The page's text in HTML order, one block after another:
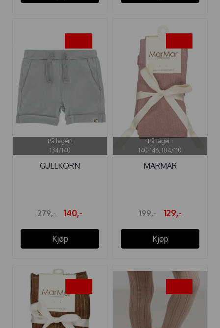
På lager i
134/140
GULLKORN
279,- 140,-
Kjøp
På lager i
140-146, 104/110
MARMAR
199,- 129,-
Kjøp